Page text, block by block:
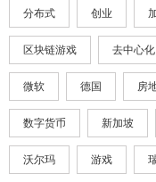
分布式 创业
区块链游戏 去中心化
微软 德国 房
数字货币 新加坡
沃尔玛 游戏